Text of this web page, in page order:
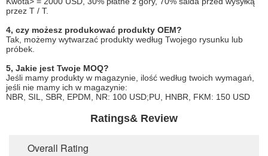
przez T / T.
4, czy możesz produkować produkty OEM?
Tak, możemy wytwarzać produkty według Twojego rysunku lub
próbek.
5, Jakie jest Twoje MOQ?
Jeśli mamy produkty w magazynie, ilość według twoich wymagań,
jeśli nie mamy ich w magazynie:
NBR, SIL, SBR, EPDM, NR: 100 USD;PU, HNBR, FKM: 150 USD
Ratings& Review
Overall Rating